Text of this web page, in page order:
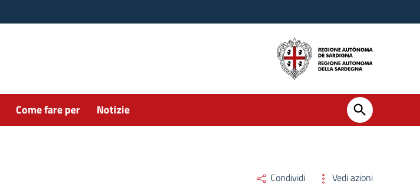
Come fare per Notizie
Condividi Vedi azioni